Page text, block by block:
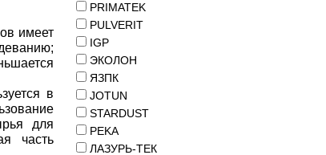
имеет
в
для
часть
PRIMATEK
PULVERIT
IGP
ЭКОЛОН
ЯЗПК
JOTUN
STARDUST
PEKA
ЛАЗУРЬ-ТЕК